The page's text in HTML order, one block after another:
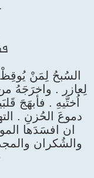
السُبحُ لِمَنْ
لِعازر . واخرَجَهُ
اُختَّيهِ . فأبهَجَ
دموعَ الحُزنِ .
ان افسَدَها
والشُكران